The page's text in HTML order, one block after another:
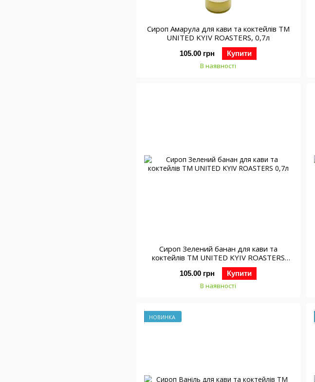
Сироп Амарула для кави та коктейлів ТМ
UNITED KYIV ROASTERS, 0,7л
105.00 грн Купити
В наявності
Сироп Зелений банан для кави та
коктейлів ТМ UNITED KYIV ROASTERS
0,7л
105.00 грн Купити
В наявності
НОВИНКА